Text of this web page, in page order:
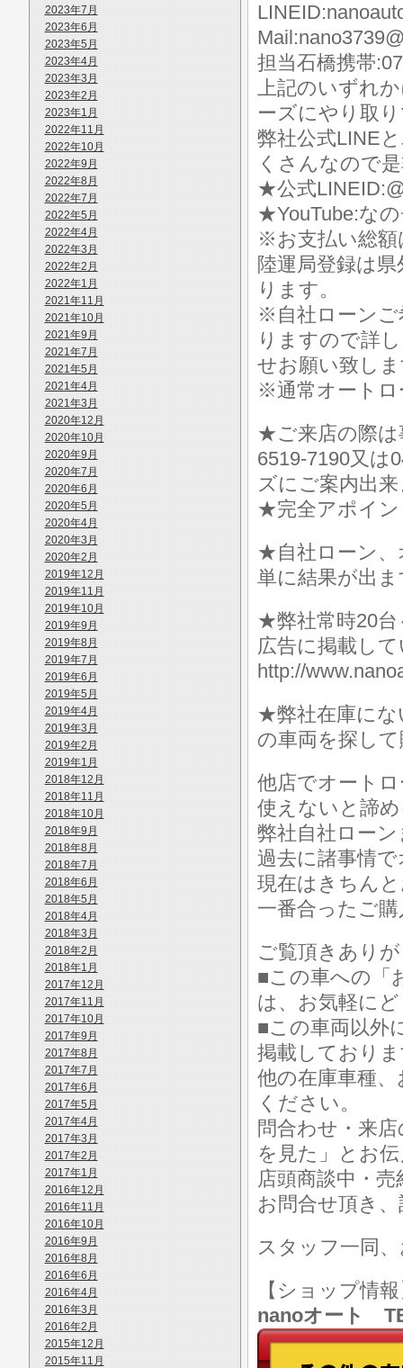
2023年7月
2023年6月
2023年5月
2023年4月
2023年3月
2023年2月
2023年1月
2022年11月
2022年10月
2022年9月
2022年8月
2022年7月
2022年5月
2022年4月
2022年3月
2022年2月
2022年1月
2021年11月
2021年10月
2021年9月
2021年7月
2021年5月
2021年4月
2021年3月
2020年12月
2020年10月
2020年9月
2020年7月
2020年6月
2020年5月
2020年4月
2020年3月
2020年2月
2019年12月
2019年11月
2019年10月
2019年9月
2019年8月
2019年7月
2019年6月
2019年5月
2019年4月
2019年3月
2019年2月
2019年1月
2018年12月
2018年11月
2018年10月
2018年9月
2018年8月
2018年7月
2018年6月
2018年5月
2018年4月
2018年3月
2018年2月
2018年1月
2017年12月
2017年11月
2017年10月
2017年9月
2017年8月
2017年7月
2017年6月
2017年5月
2017年4月
2017年3月
2017年2月
2017年1月
2016年12月
2016年11月
2016年10月
2016年9月
2016年8月
2016年6月
2016年4月
2016年3月
2016年2月
2015年12月
2015年11月
担当石橋携帯
上記のいずれ
ーズにやり取
弊社公式LINE
くさんなので
★公式
★YouTube:な
※お支払い総額
陸運局登録は
ります。
※自社ローンご
りますので詳
せお願い致し
※通常オートロ
★ご来店の際は
6519-7190又は
ズにご案内出
★完全アポイ
★自社ローン、
単に結果が出
★弊社常時20台
広告に掲載し
http://
★弊社在庫にな
の車両を探し
他店でオート
使えないと諦
弊社自社ロー
過去に諸事情
現在はきちん
一番合ったご
ご覧頂きあり
■この車への「
は、お気軽に
■この車両以外
掲載しており
他の在庫車種
ください。
問合わせ・来
を見た」とお
店頭商談中・
お問合せ頂き
スタッフ一同
【ショップ情
nanoオート